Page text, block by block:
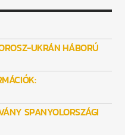
UKRÁN HÁBORÚ
SPANYOLORSZÁGI